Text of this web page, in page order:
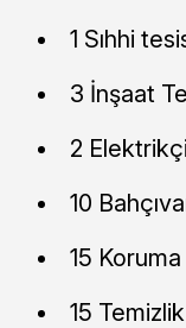
1 Sıhhi
3 İnşaat
2
10
15
15